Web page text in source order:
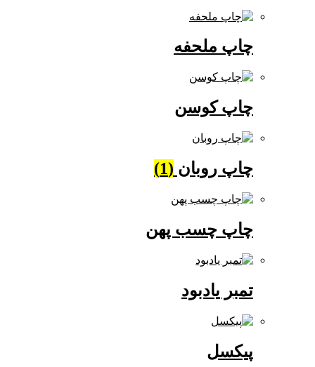
چاپ ملحفه
چاپ کوسن
چاپ روبان(1)
چاپ چسب پهن
تمبر یادبود